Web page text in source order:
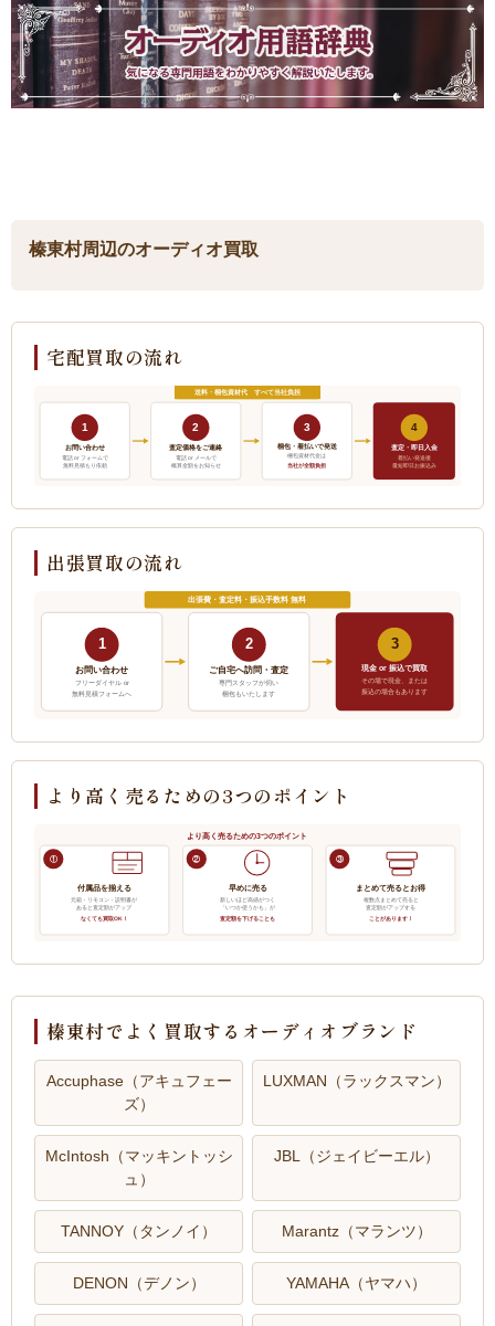
榛東村周辺のオーディオ買取
宅配買取の流れ
送料・梱包資材代 すべて当社負担
1
お問い合わせ
電話 or フォームで
無料見積もり依頼
2
査定価格をご連絡
電話 or メールで
概算金額をお知らせ
3
梱包・着払いで発送
梱包資材代金は
当社が全額負担
4
査定・即日入金
着払い発送後
最短即日お振込み
出張買取の流れ
出張費・査定料・振込手数料 無料
1
お問い合わせ
フリーダイヤル or
無料見積フォームへ
2
ご自宅へ訪問・査定
専門スタッフが伺い
梱包もいたします
3
現金 or 振込で買取
その場で現金、または
振込の場合もあります
より高く売るための3つのポイント
より高く売るための3つのポイント
①
付属品を揃える
元箱・リモコン・説明書が
あると査定額がアップ
なくても買取OK！
②
早めに売る
新しいほど高値がつく
「いつか使うかも」が
査定額を下げることも
③
まとめて売るとお得
複数点まとめて売ると
査定額がアップする
ことがあります！
榛東村でよく買取するオーディオブランド
Accuphase（アキュフェー
ズ）
LUXMAN（ラックスマン）
McIntosh（マッキントッシ
ュ）
JBL（ジェイビーエル）
TANNOY（タンノイ） Marantz（マランツ）
DENON（デノン） YAMAHA（ヤマハ）